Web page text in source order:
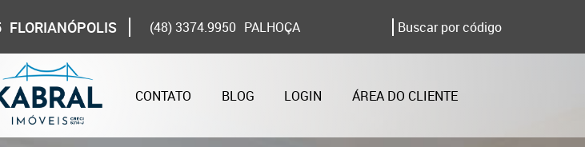
FLORIANÓPOLIS (48) 3374.9950 PALHOÇA
CONTATO BLOG LOGIN ÁREA DO CLIENTE